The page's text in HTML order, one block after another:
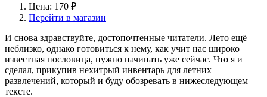
Цена: 170 ₽
Перейти в магазин
И снова здравствуйте, достопочтенные читатели. Лето ещё
неблизко, однако готовиться к нему, как учит нас широко
известная пословица, нужно начинать уже сейчас. Что я и
сделал, прикупив нехитрый инвентарь для летних
развлечений, который и буду обозревать в нижеследующем
тексте.